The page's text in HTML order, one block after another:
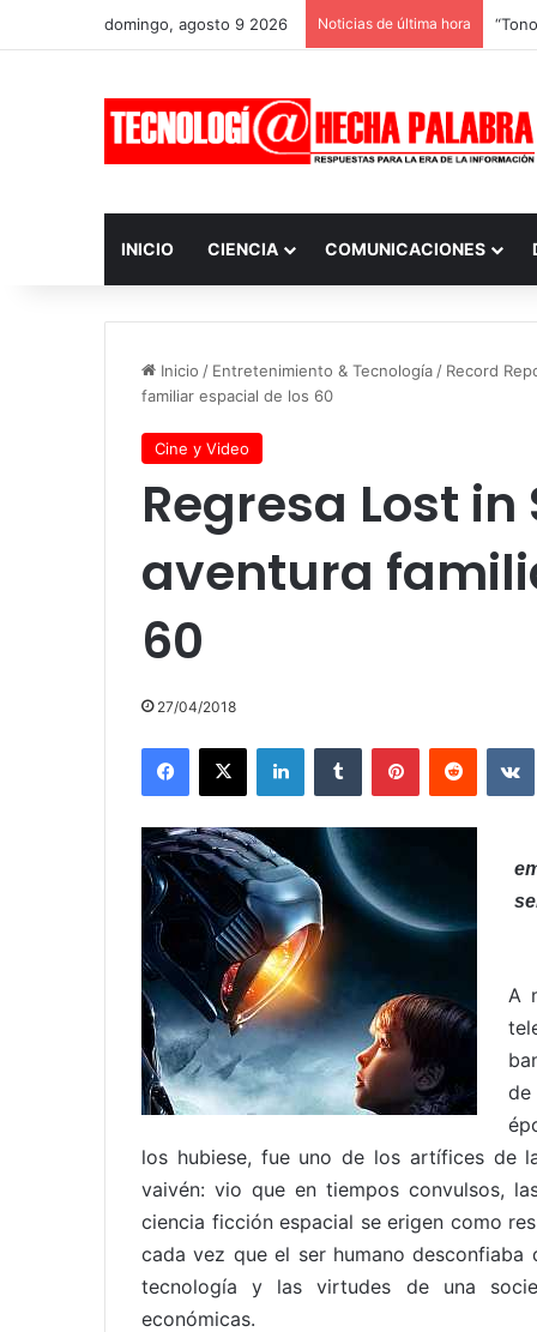
domingo, agosto 9 2026 Noticias de última hora Es
INICIO CIENCIA COMUNICACIONES
Inicio / Entretenimiento & Tecnología / Record
familiar espacial de los 60
Cine y Video
Regresa Lost
aventura
60
27/04/2018
Facebook
X LinkedInTumblr PinterestReddit
A
de
los hubiese, fue uno de los artífices de
vaivén: vio que en tiempos convulsos,
ciencia ficción espacial se erigen como
cada vez que el ser humano
tecnología y las virtudes de una
económicas.